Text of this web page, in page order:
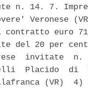
n. 14. 7.
Veronese
euro
del 20 per
invitate
Placido  di
(VR)  4)